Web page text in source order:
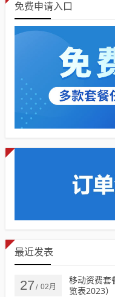
免费申请入口
最近发表
27 / 02月
移动资费套
览表2023）